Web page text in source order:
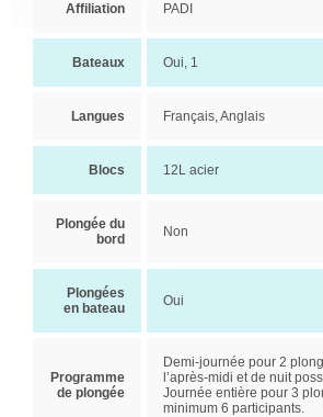
Affiliation PADI
Bateaux Oui, 1
Langues Français, Anglais
Blocs 12L acier
Plongée du
bord
Non
Plongées
en bateau
Oui
Programme
de plongée
Demi-journée pour 2
l’après-midi et de nuit
Journée entière pour 3
minimum 6 participants.